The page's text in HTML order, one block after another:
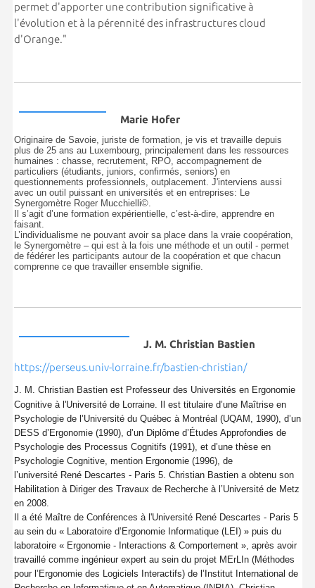
permet d'apporter une contribution significative à
l'évolution et à la pérennité des infrastructures cloud
d'Orange."
Marie Hofer
Originaire de Savoie, juriste de formation, je vis et travaille depuis
plus de 25 ans au Luxembourg, principalement dans les ressources
humaines : chasse, recrutement, RPO, accompagnement de
particuliers (étudiants, juniors, confirmés, seniors) en
questionnements professionnels, outplacement. J'interviens aussi
avec un outil puissant en universités et en entreprises:
Le
Synergomètre Roger Mucchielli©.
Il s’agit d’une formation expérientielle, c’est-à-dire, apprendre en
faisant.
L’individualisme ne pouvant avoir sa place dans la vraie coopération,
le Synergomètre – qui est à la fois une méthode et un outil - permet
de fédérer les participants autour de la coopération et que chacun
comprenne ce que travailler ensemble signifie.
J. M. Christian Bastien
https://perseus.univ-lorraine.fr/bastien-christian/
J. M. Christian Bastien est Professeur des Universités en Ergonomie
Cognitive à l'Université de Lorraine.
Il est titulaire d’une Maîtrise en
Psychologie de l’Université du Québec à Montréal (UQAM, 1990), d’un
DESS d’Ergonomie (1990), d’un Diplôme d’Études Approfondies de
Psychologie des Processus Cognitifs (1991), et d’une thèse en
Psychologie Cognitive, mention Ergonomie (1996), de
l’université René Descartes - Paris 5. Christian Bastien a obtenu son
Habilitation à Diriger des Travaux de Recherche à l’Université de Metz
en 2008.
Il a été Maître de Conférences à l'Université René Descartes - Paris 5
au sein du « Laboratoire d’Ergonomie Informatique (LEI) » puis du
laboratoire « Ergonomie - Interactions & Comportement », après avoir
travaillé comme ingénieur expert au sein du projet MErLIn (Méthodes
pour l’Ergonomie des Logiciels Interactifs) de l’Institut International de